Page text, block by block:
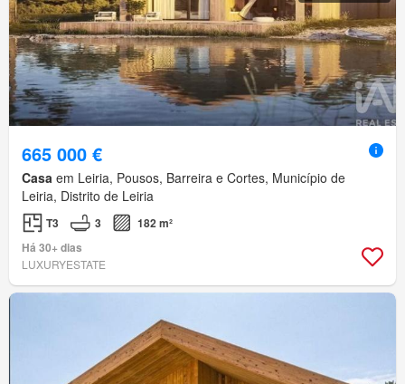
665 000 €
Casa em Leiria, Pousos, Barreira e Cortes, Município de
Leiria, Distrito de Leiria
T3 3
182 m²
Há 30+ dias
LUXURYESTATE